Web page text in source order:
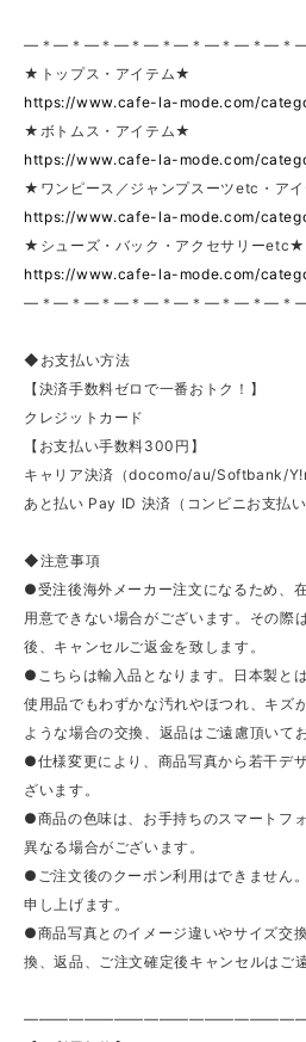
—＊—＊—＊—＊—＊—＊—＊—＊—＊—
★トップス・アイテム★
https://www.cafe-la-mode.com/
★ボトムス・アイテム★
https://www.cafe-la-mode.com/
★ワンピース／ジャンプスーツetc・ア
https://www.cafe-la-mode.com/
★シューズ・バック・アクセサリーetc★
https://www.cafe-la-mode.com/
—＊—＊—＊—＊—＊—＊—＊—＊—＊—
◆お支払い方法
【決済手数料ゼロで一番おトク！】
クレジットカード
【お支払い手数料300円】
キャリア決済（docomo/au/Softbank/
あと払い Pay ID 決済（コンビニお支払い
◆注意事項
●受注後海外メーカー注文になるため、
用意できない場合がございます。その際
後、キャンセルご返金を致します。
●こちらは輸入品となります。日本製と
使用品でもわずかな汚れやほつれ、キズ
ような場合の交換、返品はご遠慮頂いて
●仕様変更により、商品写真から若干デ
ざいます。
●商品の色味は、お手持ちのスマートフ
異なる場合がございます。
●ご注文後のクーポン利用はできません
申し上げます。
●商品写真とのイメージ違いやサイズ交
換、返品、ご注文確定後キャンセルはご